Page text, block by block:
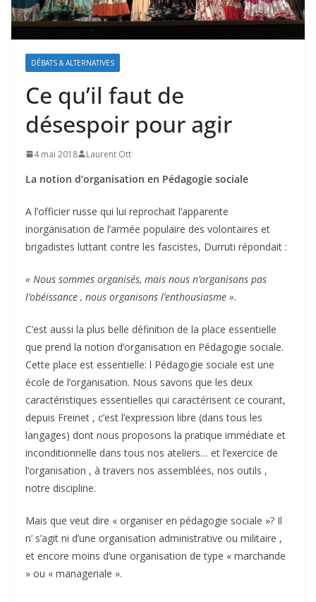
DÉBATS & ALTERNATIVES
Ce qu’il faut de
désespoir pour agir
4 mai 2018 Laurent Ott
La notion d’organisation en Pédagogie sociale
A l’officier russe qui lui reprochait l’apparente
inorganisation de l’armée populaire des volontaires et
brigadistes luttant contre les fascistes, Durruti répondait :
« Nous sommes organisés, mais nous n’organisons pas
l’obéissance , nous organisons l’enthousiasme ».
C’est aussi la plus belle définition de la place essentielle
que prend la notion d’organisation en Pédagogie sociale.
Cette place est essentielle: l Pédagogie sociale est une
école de l’organisation. Nous savons que les deux
caractéristiques essentielles qui caractérisent ce courant,
depuis Freinet , c’est l’expression libre (dans tous les
langages) dont nous proposons la pratique immédiate et
inconditionnelle dans tous nos ateliers… et l’exercice de
l’organisation , à travers nos assemblées, nos outils ,
notre discipline.
Mais que veut dire « organiser en pédagogie sociale »? Il
n’ s’agit ni d’une organisation administrative ou militaire ,
et encore moins d’une organisation de type « marchande
» ou « manageriale ».